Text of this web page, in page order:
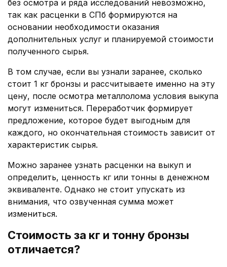
без осмотра и ряда исследований невозможно,
так как расценки в СПб формируются на
основании необходимости оказания
дополнительных услуг и планируемой стоимости
полученного сырья.
В том случае, если вы узнали заранее, сколько
стоит 1 кг бронзы и рассчитываете именно на эту
цену, после осмотра металлолома условия выкупа
могут измениться. Переработчик формирует
предложение, которое будет выгодным для
каждого, но окончательная стоимость зависит от
характеристик сырья.
Можно заранее узнать расценки на выкуп и
определить, ценность кг или тонны в денежном
эквиваленте. Однако не стоит упускать из
внимания, что озвученная сумма может
измениться.
Стоимость за кг и тонну бронзы
отличается?